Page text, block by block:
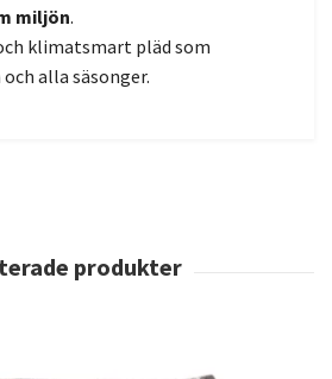
miljön.
klimatsmart pläd som
alla säsonger.